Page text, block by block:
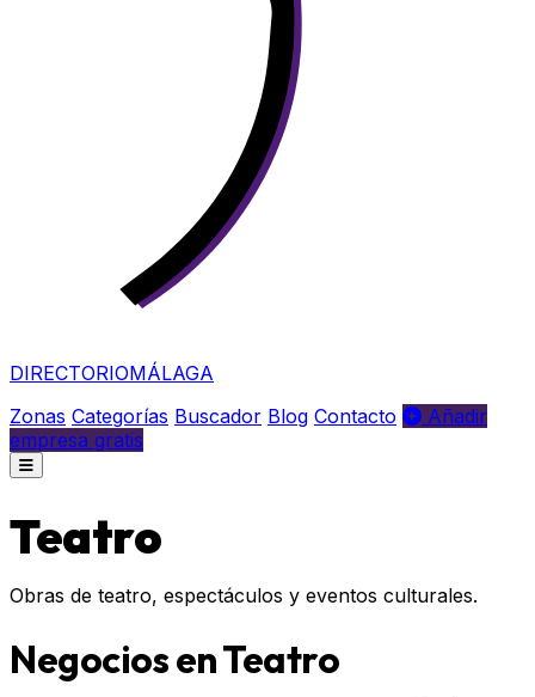
DIRECTORIOMÁLAGA
Zonas Categorías Buscador Blog Contacto
Añadir
empresa gratis
Teatro
Obras de teatro, espectáculos y eventos culturales.
Negocios en Teatro